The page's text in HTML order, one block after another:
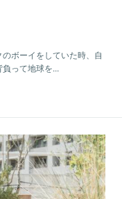
ボーイをしていた時、自
って地球を...